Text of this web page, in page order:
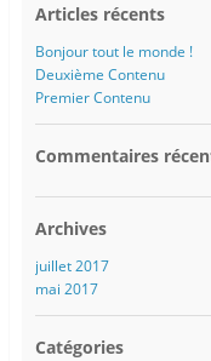
Articles récents
Bonjour tout le monde !
Deuxième Contenu
Premier Contenu
Commentaires
Archives
juillet 2017
mai 2017
Catégories